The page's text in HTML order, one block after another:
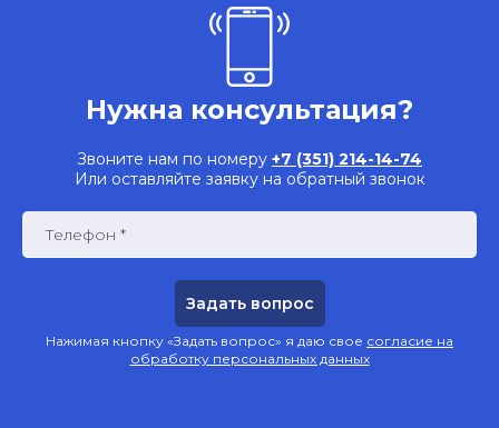
Нужна консультация?
Звоните нам по номеру +7 (351) 214-14-74
Или оставляйте заявку на обратный звонок
Телефон *
Нажимая кнопку «Задать вопрос» я даю свое согласие на
обработку персональных данных